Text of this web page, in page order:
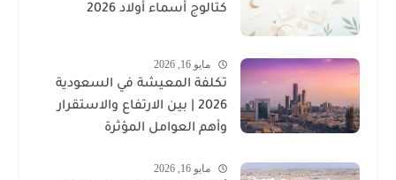
كتالوج أسماء أولاد 2026
مايو 16, 2026
تكلفة المعيشة في السعودية
2026 | بين الارتفاع والاستقرار
وأهم العوامل المؤثرة
مايو 16, 2026